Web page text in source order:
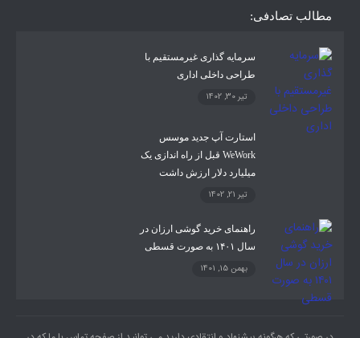
مطالب تصادفی:
سرمایه گذاری غیرمستقیم با
طراحی داخلی اداری
تیر 30, 1402
استارت آپ جدید موسس
WeWork قبل از راه اندازی یک
میلیارد دلار ارزش داشت
تیر 21, 1402
راهنمای خرید گوشی ارزان در
سال ۱۴۰۱ به صورت قسطی
بهمن 15, 1401